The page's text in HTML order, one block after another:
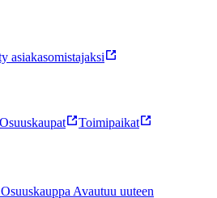
asiakasomistajaksi
Osuuskaupat Toimipaikat
Avautuu uuteen